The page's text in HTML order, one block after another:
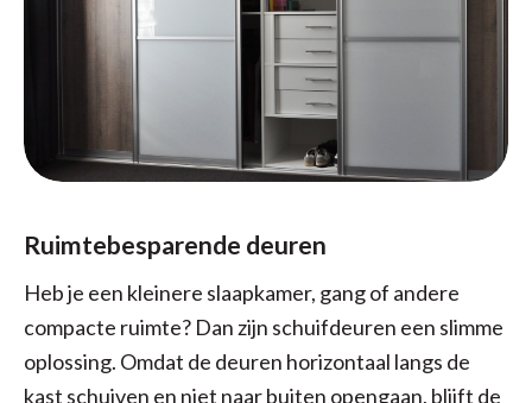
Ruimtebesparende deuren
Heb je een kleinere slaapkamer, gang of andere
compacte ruimte? Dan zijn schuifdeuren een slimme
oplossing. Omdat de deuren horizontaal langs de
kast schuiven en niet naar buiten opengaan, blijft de